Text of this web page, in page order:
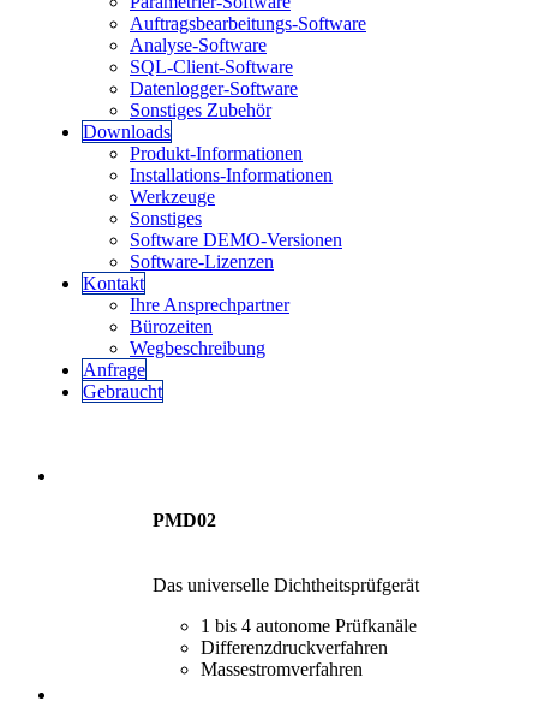
Auftragsbearbeitungs-Software
Analyse-Software
SQL-Client-Software
Datenlogger-Software
Sonstiges Zubehör
Downloads
Produkt-Informationen
Installations-Informationen
Werkzeuge
Sonstiges
Software DEMO-Versionen
Software-Lizenzen
Kontakt
Ihre Ansprechpartner
Bürozeiten
Wegbeschreibung
Anfrage
Gebraucht
PMD02
Das universelle Dichtheitsprüfgerät
1 bis 4 autonome Prüfkanäle
Differenzdruckverfahren
Massestromverfahren